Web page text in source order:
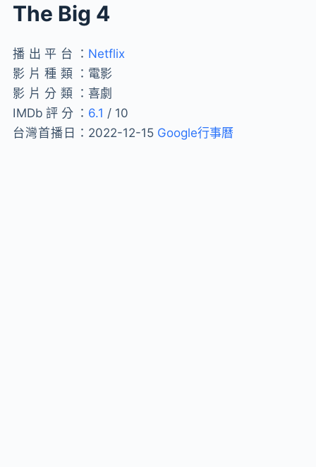
The Big 4
播出平台： Netflix
影片種類： 電影
影片分類：喜劇
IMDb評分： 6.1 / 10
台灣首播日： 2022-12-15 Google行事曆